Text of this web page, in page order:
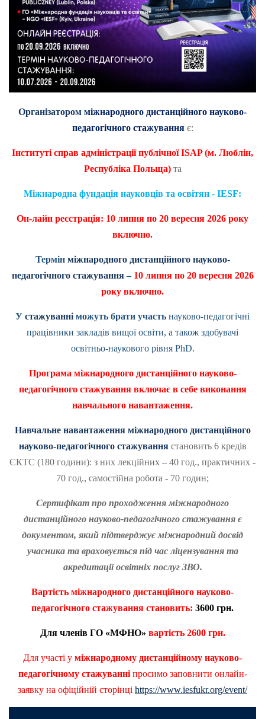
Організатором міжнародного дистанційного науково-
педагогічного стажування є:
Інституті справ адміністрації публічноїISAP(м. Люблін,
Республіка Польща)та
Міжнародна фундація науковців та освітян - IESF:
Он-лайн реєстрація: 10 липня по 20 вересня 2026 року
включно.
Термін міжнародного дистанційного науково-
педагогічного стажування– 10 липня по 20 вересня 2026
року включно.
У стажуванні можуть брати участь науково-педагогічні
працівники закладів вищої освіти, а також здобувачі
освітньо-наукового рівня PhD.
Програма міжнародного дистанційного науково-
педагогічного стажування включає в себе виконання
навчального навантаження.
Навчальне навантаження міжнародного дистанційного
науково-педагогічного стажування становить 6 кредів
ЄКТС (180 години): з них лекційних – 40 год., практичних -
70 год., самостійна робота - 70 годин;
Сертифікат про проходження міжнародного
дистанційного науково-педагогічного стажування є
документом, який підтверджує міжнародний досвід
учасника та враховується під час ліцензування та
акредитації освітніх послуг ЗВО.
Вартість міжнародного дистанційного науково-
педагогічного стажування становить: 3600 грн.
Для членів ГО «МФНО» вартість 2600 грн.
Для участі у міжнародному дистанційному науково-
педагогічному стажуванні просимо заповнити онлайн-
заявку на офіційній сторінці https://www.iesfukr.org/event/